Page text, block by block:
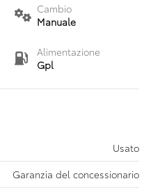
Cambio
Manuale
Alimentazione
Gpl
Usato
Garanzia del concessionario